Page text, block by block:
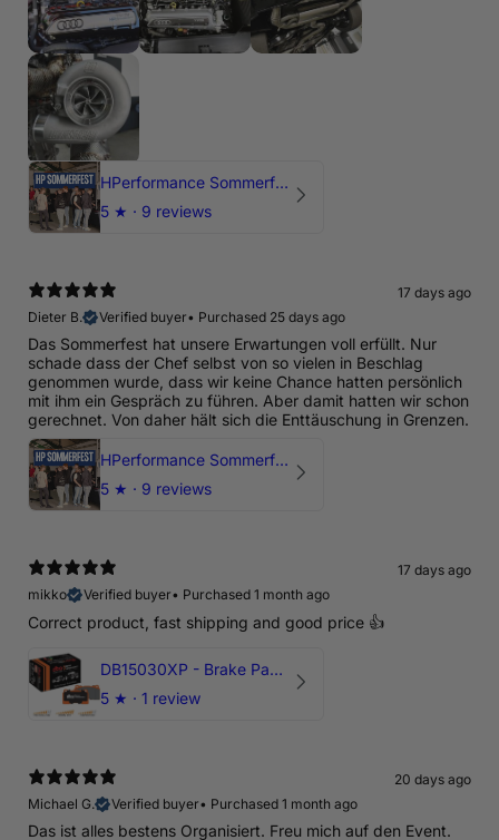
HPerformance Sommerfest 2026
5 ★ · 9 reviews
17 days ago
Dieter B.
Verified buyer• Purchased 25 days ago
Das Sommerfest hat unsere Erwartungen voll erfüllt. Nur
schade dass der Chef selbst von so vielen in Beschlag
genommen wurde, dass wir keine Chance hatten persönlich
mit ihm ein Gespräch zu führen. Aber damit hatten wir schon
gerechnet. Von daher hält sich die Enttäuschung in Grenzen.
HPerformance Sommerfest 2026
5 ★ · 9 reviews
17 days ago
mikko
Verified buyer• Purchased 1 month ago
Correct product, fast shipping and good price 👍
DB15030XP - Brake Pads Xtreme Performance | Front Axle
5 ★ · 1 review
20 days ago
Michael G.
Verified buyer• Purchased 1 month ago
Das ist alles bestens Organisiert. Freu mich auf den Event.